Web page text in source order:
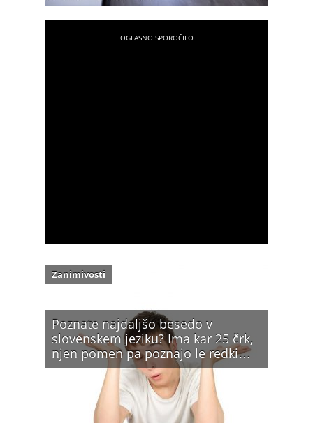
Poznate najdaljšo besedo v
slovenskem jeziku? Ima kar 25 črk,
njen pomen pa poznajo le redki…
Zanimivosti